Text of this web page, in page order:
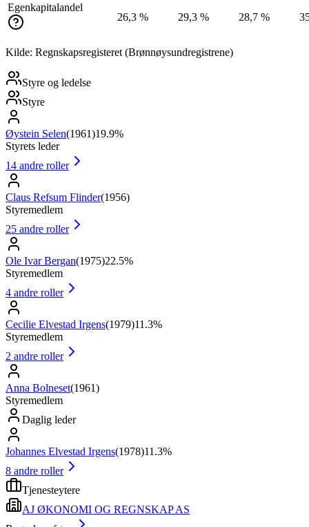
Egenkapitalandel
26,3 %
29,3 % 28,7 %
Kilde: Regnskapsregisteret (Brønnøysundregistrene)
Styre og ledelse
Styre
Øystein Selen(1961)19.9%
Styrets leder
14 andre roller
Claus Refsum Flinder(1956)
Styremedlem
25 andre roller
Ole Ivar Bergan(1975)22.5%
Styremedlem
4 andre roller
Cecilie Elvestad Irgens(1979)11.3%
Styremedlem
2 andre roller
Anna Bolneset(1961)
Styremedlem
Daglig leder
Johannes Elvestad Irgens(1978)11.3%
8 andre roller
Tjenesteytere
AJ ØKONOMI OG REGNSKAP AS